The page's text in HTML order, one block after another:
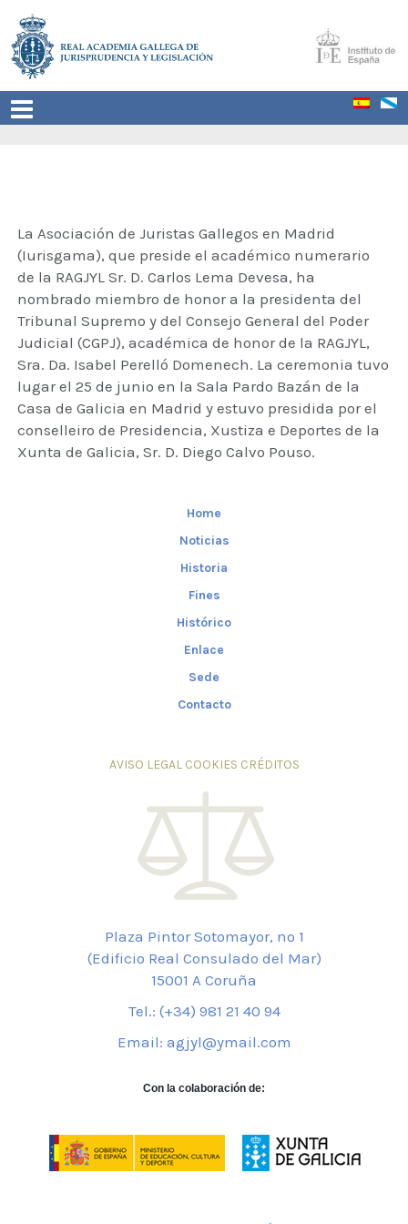
La Asociación de Juristas Gallegos en Madrid
(Iurisgama), que preside el académico numerario
de la RAGJYL Sr. D. Carlos Lema Devesa, ha
nombrado miembro de honor a la presidenta del
Tribunal Supremo y del Consejo General del Poder
Judicial (CGPJ), académica de honor de la RAGJYL,
Sra. Dª. Isabel Perelló Domenech. La ceremonia tuvo
lugar el 25 de junio en la Sala Pardo Bazán de la
Casa de Galicia en Madrid y estuvo presidida por el
conselleiro de Presidencia, Xustiza e Deportes de la
Xunta de Galicia, Sr. D. Diego Calvo Pouso.
Home
Noticias
Historia
Fines
Histórico
Enlace
Sede
Contacto
AVISO LEGAL COOKIES CRÉDITOS
Plaza Pintor Sotomayor, nº 1
(Edificio Real Consulado del Mar)
15001 A Coruña
Tel.: (+34) 981 21 40 94
Email: agjyl@ymail.com
Con la colaboración de: